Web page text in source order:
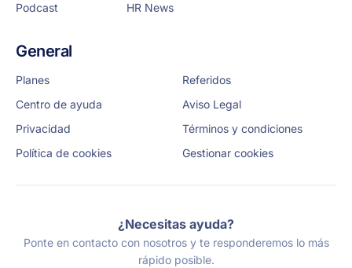
Podcast
HR News
General
Planes
Referidos
Centro de ayuda
Aviso Legal
Privacidad
Términos y condiciones
Política de cookies
Gestionar cookies
¿Necesitas ayuda?
Ponte en contacto con nosotros y te responderemos lo más
rápido posible.